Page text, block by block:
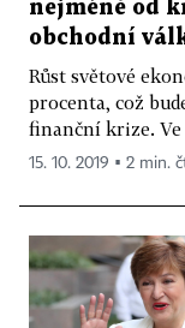
nejméně od
obchodní
Růst světové
procenta, což
finanční krize.
15. 10. 2019 ▪ 2 min.